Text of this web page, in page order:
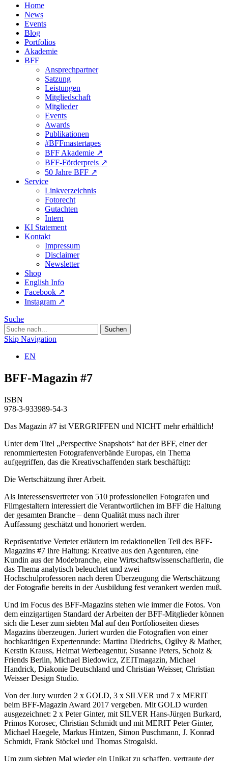
Home
News
Events
Blog
Portfolios
Akademie
BFF
Ansprechpartner
Satzung
Leistungen
Mitgliedschaft
Mitglieder
Events
Awards
Publikationen
#BFFmastertapes
BFF Akademie ↗︎
BFF-Förderpreis ↗︎
50 Jahre BFF ↗︎
Service
Linkverzeichnis
Fotorecht
Gutachten
Intern
KI Statement
Kontakt
Impressum
Disclaimer
Newsletter
Shop
English Info
Facebook ↗︎
Instagram ↗︎
Suche
Skip Navigation
EN
BFF-Magazin #7
ISBN
978-3-933989-54-3
Das Magazin #7 ist VERGRIFFEN und NICHT mehr erhältlich!
Unter dem Titel „Perspective Snapshots“ hat der BFF, einer der
renommiertesten Fotografenverbände Europas, ein Thema
aufgegriffen, das die Kreativschaffenden stark beschäftigt:
Die Wertschätzung ihrer Arbeit.
Als Interessensvertreter von 510 professionellen Fotografen und
Filmgestaltern interessiert die Verantwortlichen im BFF die Haltung
der gesamten Branche – denn Qualität muss nach ihrer
Auffassung geschätzt und honoriert werden.
Repräsentative Verteter erläutern im redaktionellen Teil des BFF-
Magazins #7 ihre Haltung: Kreative aus den Agenturen, eine
Kundin aus der Modebranche, eine Wirtschaftswissenschaftlerin, die
das Thema analytisch beleuchtet und zwei
Hochschulprofessoren nach deren Überzeugung die Wertschätzung
der Fotografie bereits in der Ausbildung fest verankert werden muß.
Und im Focus des BFF-Magazins stehen wie immer die Fotos. Von
dem einzigartigen Standard der Arbeiten der BFF-Mitglieder können
sich die Leser zum siebten Mal auf den Portfolioseiten dieses
Magazins überzeugen. Juriert wurden die Fotografien von einer
hochkarätigen Expertenrunde: Martina Diedrichs, Ogilvy & Mather,
Kerstin Krauss, Heimat Werbeagentur, Susanne Peters, Scholz &
Friends Berlin, Michael Biedowicz, ZEITmagazin, Michael
Handrick, Diakonie Deutschland und Christian Weisser, Christian
Weisser Design Studio.
Von der Jury wurden 2 x GOLD, 3 x SILVER und 7 x MERIT
beim BFF-Magazin Award 2017 vergeben. Mit GOLD wurden
ausgezeichnet: 2 x Peter Ginter, mit SILVER Hans-Jürgen Burkard,
Primos Korosec, Christian Schmidt und mit MERIT Peter Ginter,
Michael Haegele, Markus Hintzen, Simon Puschmann, J. Konrad
Schmidt, Frank Stöckel und Thomas Strogalski.
Um zum siebten Mal wieder ein Unikat zu schaffen, vertraute der